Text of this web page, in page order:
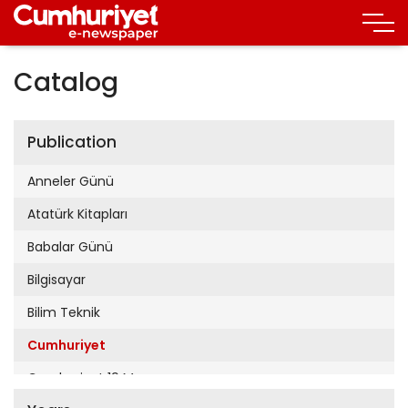
Catalog
Publication
Anneler Günü
Atatürk Kitapları
Babalar Günü
Bilgisayar
Bilim Teknik
Cumhuriyet
Cumhuriyet 19 Mayıs